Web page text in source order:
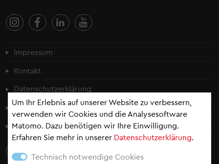
Um Ihr Erlebnis auf unserer Website zu verbessern,
verwenden wir Cookies und die Analysesoftware
Matomo. Dazu benötigen wir Ihre Einwilligung.
Erfahren Sie mehr in unserer Datenschutzerklärung.
Technisch notwendige Cookies
Fußzeilenmenü
Impressum
Kontakt
Datenschutzerklärung
Cookie-Einstellungen
Erklärung zur Barrierefreiheit